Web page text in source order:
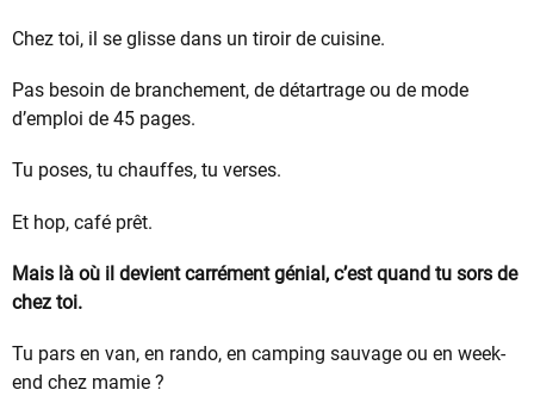
Chez toi, il se glisse dans un tiroir de cuisine.
Pas besoin de branchement, de détartrage ou de mode
d’emploi de 45 pages.
Tu poses, tu chauffes, tu verses.
Et hop, café prêt.
Mais là où il devient carrément génial, c’est quand tu sors de
chez toi.
Tu pars en van, en rando, en camping sauvage ou en week-
end chez mamie ?